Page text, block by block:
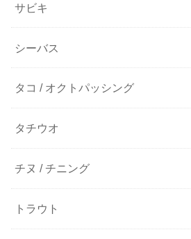
サビキ
シーバス
タコ / オクトパッシング
タチウオ
チヌ / チニング
トラウト